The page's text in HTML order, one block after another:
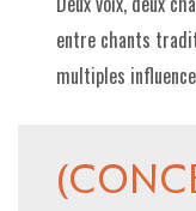
NOS
LA LIBRAIRIE
COMMANDER
entre chants
multiples